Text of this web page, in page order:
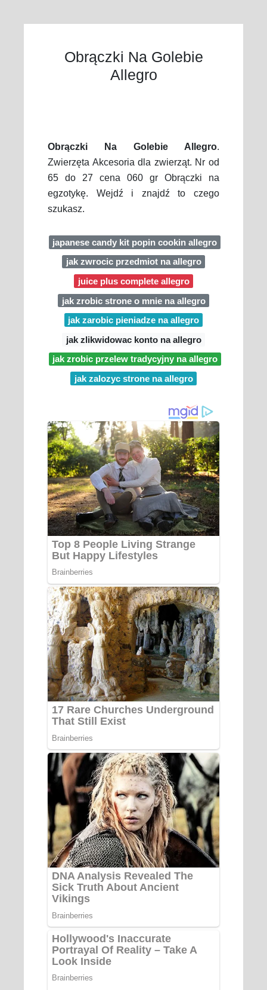
Obrączki Na Golebie
Allegro
Obrączki Na Golebie Allegro.
Zwierzęta Akcesoria dla zwierząt. Nr od
65 do 27 cena 060 gr Obrączki na
egzotykę. Wejdź i znajdź to czego
szukasz.
japanese candy kit popin cookin allegro
jak zwrocic przedmiot na allegro
juice plus complete allegro
jak zrobic strone o mnie na allegro
jak zarobic pieniadze na allegro
jak zlikwidowac konto na allegro
jak zrobic przelew tradycyjny na allegro
jak zalozyc strone na allegro